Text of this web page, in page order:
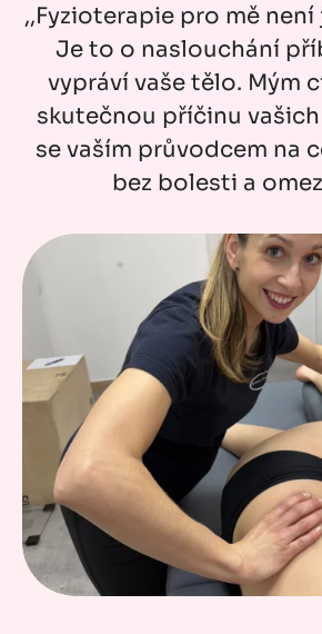
,,Fyzioterapie pro mě
Je to o naslouchání
vypráví vaše tělo. Mým
skutečnou příčinu
se vaším průvodcem na
bez bolesti a